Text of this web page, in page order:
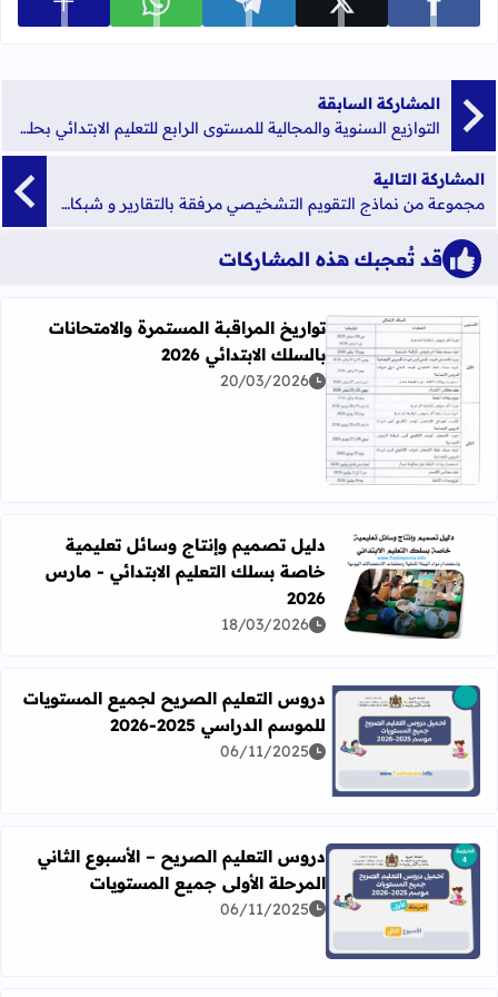
شارك على facebook شارك على x شارك على telegram شارك على whatsapp عرض
المشاركة السابقة
التوازيع السنوية والمجالية للمستوى الرابع للتعليم الابتدائي بحلة احترافية
المشاركة التالية
مجموعة من نماذج التقويم التشخيصي مرفقة بالتقارير و شبكات التفريغ للتعليم الابتدائي
قد تُعجبك هذه المشاركات
اقرأ المزيد عن تواريخ المراقبة المستمرة والامتحانات بالسلك
تواريخ المراقبة المستمرة والامتحانات
بالسلك الابتدائي 2026
20/03/2026
اقرأ المزيد عن دليل تصميم وإنتاج وسائل تعليمية خاصة بسلك
دليل تصميم وإنتاج وسائل تعليمية
خاصة بسلك التعليم الابتدائي - مارس
2026
18/03/2026
اقرأ المزيد عن دروس التعليم الصريح لجميع المستويات للموسم
دروس التعليم الصريح لجميع المستويات
للموسم الدراسي 2025-2026
06/11/2025
اقرأ المزيد عن دروس التعليم الصريح – الأسبوع الثاني
دروس التعليم الصريح – الأسبوع الثاني
المرحلة الأولى جميع المستويات
06/11/2025